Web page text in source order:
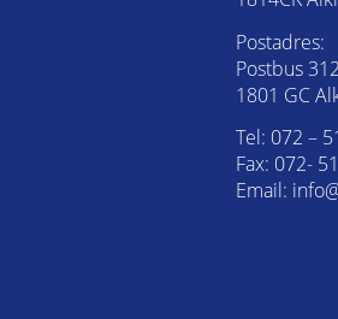
Postadres:
Postbus
1801 GC
Tel: 072 –
Fax: 072-
Email: